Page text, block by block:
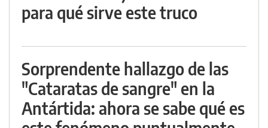
para qué sirve este truco
Sorprendente hallazgo de las
"Cataratas de sangre" en la
Antártida: ahora se sabe qué es